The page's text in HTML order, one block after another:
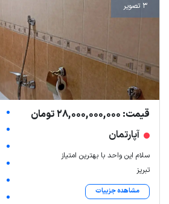
3 تصویر
قیمت: 28,000,000,000 تومان
آپارتمان
سلام این واحد با بهترین امتیاز
تبریز
مشاهده جزییات